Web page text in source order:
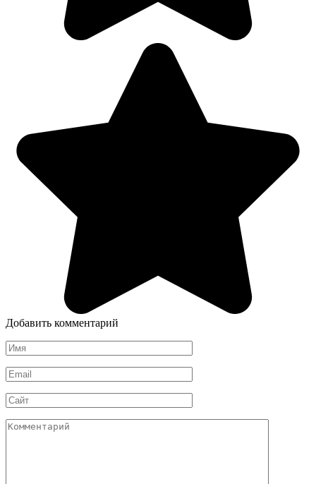
Добавить комментарий
Имя
*
Email
*
Сайт
Комментарий